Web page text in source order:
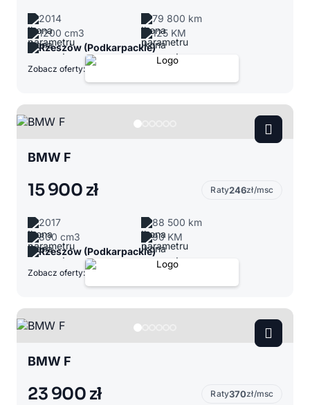
2014
79 800 km
1200 cm3
125 KM
Rzeszów (Podkarpackie)
Zobacz oferty:
BMW F
15 900 zł Raty246zł/msc
2017
88 500 km
800 cm3
90 KM
Rzeszów (Podkarpackie)
Zobacz oferty:
BMW F
23 900 zł Raty370zł/msc